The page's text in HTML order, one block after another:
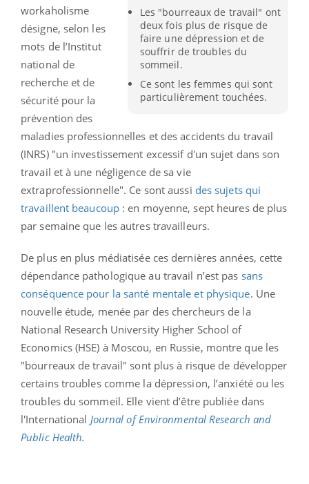
Les "bourreaux de travail" ont
deux fois plus de risque de
faire une dépression et de
souffrir de troubles du
sommeil.
Ce sont les femmes qui sont
particulièrement touchées.
workaholisme
désigne, selon les
mots de l’Institut
national de
recherche et de
sécurité pour la
prévention des
maladies professionnelles et des accidents du travail
(INRS) "un investissement excessif d'un sujet dans son
travail et à une négligence de sa vie
extraprofessionnelle". Ce sont aussi des sujets qui
travaillent beaucoup : en moyenne, sept heures de plus
par semaine que les autres travailleurs.
De plus en plus médiatisée ces dernières années, cette
dépendance pathologique au travail n’est pas sans
conséquence pour la santé mentale et physique. Une
nouvelle étude, menée par des chercheurs de la
National Research University Higher School of
Economics (HSE) à Moscou, en Russie, montre que les
"bourreaux de travail" sont plus à risque de développer
certains troubles comme la dépression, l’anxiété ou les
troubles du sommeil. Elle vient d’être publiée dans
l'International Journal of Environmental Research and
Public Health.